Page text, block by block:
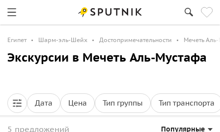
Египет Шарм-эль-Шейх Достопримечательности Мечеть
Экскурсии в Мечеть Аль-Мустафа
Дата Цена Тип группы Тип транспорта
5 предложений Популярные